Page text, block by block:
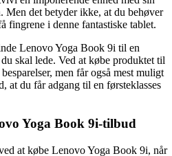
Men det betyder ikke, at du behøver
fingrene i denne fantastiske tablet.
Lenovo Yoga Book 9i til en
skal lede. Ved at købe produktet til
men får også mest muligt
at du får adgang til en førsteklasses
Yoga Book 9i-tilbud
at købe Lenovo Yoga Book 9i, når